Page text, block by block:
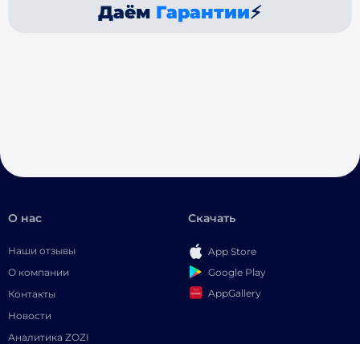
Даём Гарантии⚡
О нас
Наши отзывы
О компании
Контакты
Новости
Аналитика ZOZI
Скачать
App Store
Google Play
AppGallery